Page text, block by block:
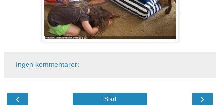
Ingen kommentarer:
‹ ›
Start